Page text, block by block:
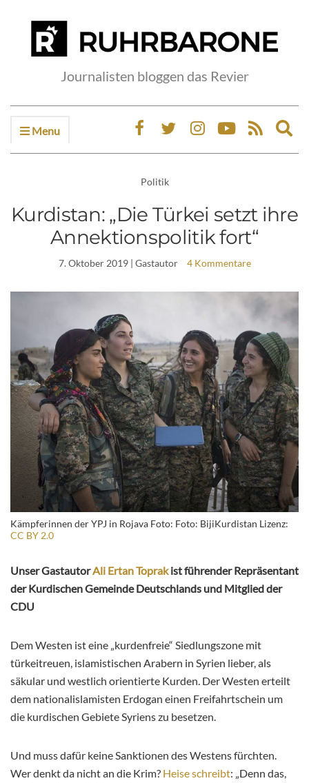
Journalisten bloggen das Revier
Menu
Politik
Kurdistan: „Die Türkei setzt ihre
Annektionspolitik fort“
7. Oktober 2019| Gastautor 4 Kommentare
Kämpferinnen der YPJ in Rojava Foto: Foto: BijiKurdistan Lizenz:
CC BY 2.0
Unser GastautorAli Ertan Toprakist führender Repräsentant
der Kurdischen Gemeinde Deutschlands und Mitglied der
CDU
Dem Westen ist eine „kurdenfreie“ Siedlungszone mit
türkeitreuen, islamistischen Arabern in Syrien lieber, als
säkular und westlich orientierte Kurden. Der Westen erteilt
dem nationalislamisten Erdogan einen Freifahrtschein um
die kurdischen Gebiete Syriens zu besetzen.
Und muss dafür keine Sanktionen des Westens fürchten.
Wer denkt da nicht an die Krim? Heise schreibt: „Denn das,